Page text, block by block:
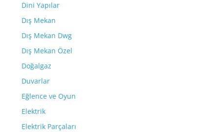
Dini Yapılar
Dış Mekan
Dış Mekan Dwg
Dış Mekan Özel
Doğalgaz
Duvarlar
Eğlence ve Oyun
Elektrik
Elektrik Parçaları